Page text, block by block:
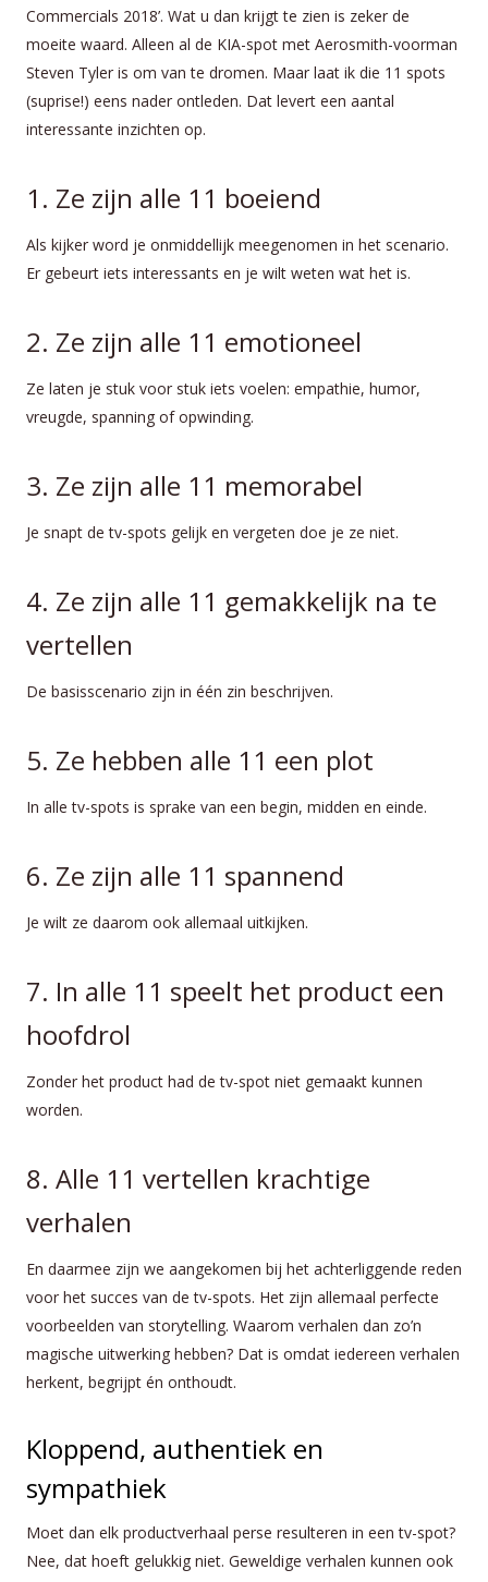
Commercials 2018’. Wat u dan krijgt te zien is zeker de
moeite waard. Alleen al de KIA-spot met Aerosmith-voorman
Steven Tyler is om van te dromen. Maar laat ik die 11 spots
(suprise!) eens nader ontleden. Dat levert een aantal
interessante inzichten op.
1. Ze zijn alle 11 boeiend
Als kijker word je onmiddellijk meegenomen in het scenario.
Er gebeurt iets interessants en je wilt weten wat het is.
2. Ze zijn alle 11 emotioneel
Ze laten je stuk voor stuk iets voelen: empathie, humor,
vreugde, spanning of opwinding.
3. Ze zijn alle 11 memorabel
Je snapt de tv-spots gelijk en vergeten doe je ze niet.
4. Ze zijn alle 11 gemakkelijk na te
vertellen
De basisscenario zijn in één zin beschrijven.
5. Ze hebben alle 11 een plot
In alle tv-spots is sprake van een begin, midden en einde.
6. Ze zijn alle 11 spannend
Je wilt ze daarom ook allemaal uitkijken.
7. In alle 11 speelt het product een
hoofdrol
Zonder het product had de tv-spot niet gemaakt kunnen
worden.
8. Alle 11 vertellen krachtige
verhalen
En daarmee zijn we aangekomen bij het achterliggende reden
voor het succes van de tv-spots. Het zijn allemaal perfecte
voorbeelden van storytelling. Waarom verhalen dan zo’n
magische uitwerking hebben? Dat is omdat iedereen verhalen
herkent, begrijpt én onthoudt.
Kloppend, authentiek en
sympathiek
Moet dan elk productverhaal perse resulteren in een tv-spot?
Nee, dat hoeft gelukkig niet. Geweldige verhalen kunnen ook